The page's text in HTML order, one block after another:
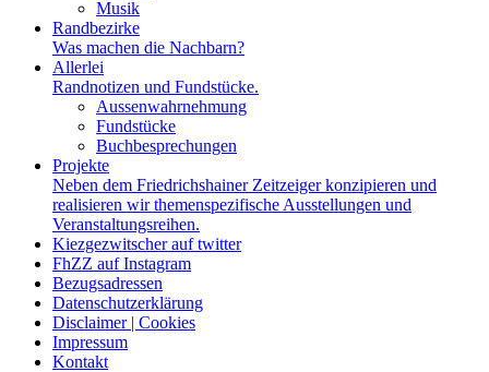
Musik
Randbezirke
Was machen die Nachbarn?
Allerlei
Randnotizen und Fundstücke.
Aussenwahrnehmung
Fundstücke
Buchbesprechungen
Projekte
Neben dem Friedrichshainer Zeitzeiger konzipieren und
realisieren wir themenspezifische Ausstellungen und
Veranstaltungsreihen.
Kiezgezwitscher auf twitter
FhZZ auf Instagram
Bezugsadressen
Datenschutzerklärung
Disclaimer | Cookies
Impressum
Kontakt